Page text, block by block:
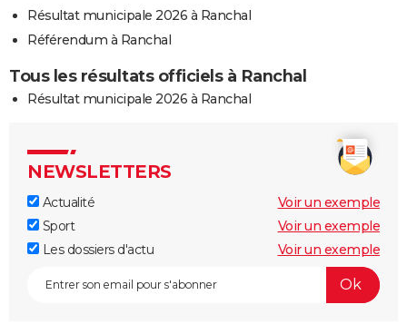
Résultat municipale 2026 à Ranchal
Référendum à Ranchal
Tous les résultats officiels à Ranchal
Résultat municipale 2026 à Ranchal
NEWSLETTERS
Actualité
Voir un exemple
Sport
Voir un exemple
Les dossiers d'actu
Voir un exemple